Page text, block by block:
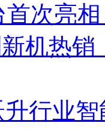
首次亮
机热
行业